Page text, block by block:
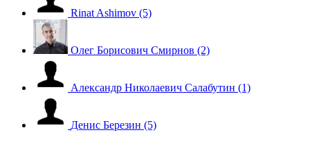
Rinat Ashimov (5)
Олег Борисович Смирнов (2)
Александр Николаевич Салабутин (1)
Денис Березин (5)